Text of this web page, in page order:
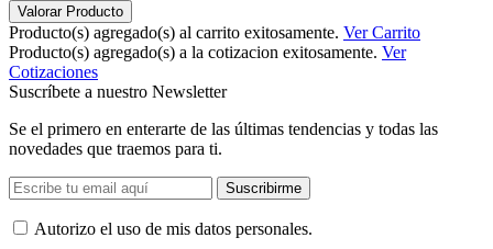
Valorar Producto
Producto(s) agregado(s) al carrito exitosamente. Ver Carrito
Producto(s) agregado(s) a la cotizacion exitosamente. Ver
Cotizaciones
Suscríbete a nuestro Newsletter
Se el primero en enterarte de las últimas tendencias y todas las
novedades que traemos para ti.
Suscribirme
Autorizo ​​el uso de mis datos personales.